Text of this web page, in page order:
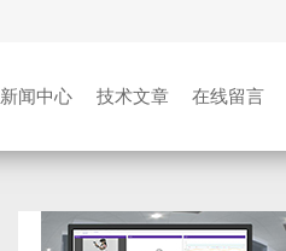
新闻中心 技术文章 在线留言